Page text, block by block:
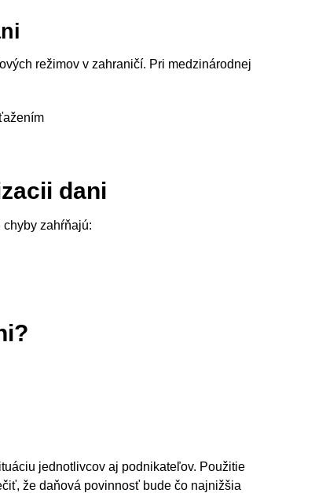
režimov v zahraničí. Pri medzinárodnej
dani
zahŕňajú:
jednotlivcov aj podnikateľov. Použitie
že daňová povinnosť bude čo najnižšia